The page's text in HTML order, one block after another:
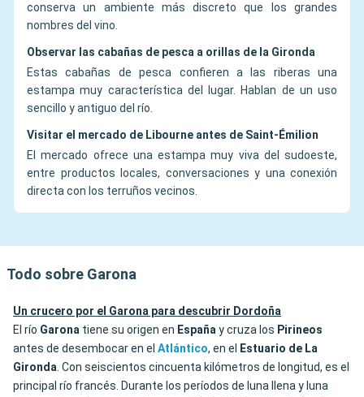
conserva un ambiente más discreto que los grandes
nombres del vino.
Observar las cabañas de pesca a orillas de la Gironda
Estas cabañas de pesca confieren a las riberas una
estampa muy característica del lugar. Hablan de un uso
sencillo y antiguo del río.
Visitar el mercado de Libourne antes de Saint-Émilion
El mercado ofrece una estampa muy viva del sudoeste,
entre productos locales, conversaciones y una conexión
directa con los terruños vecinos.
Todo sobre Garona
Un crucero por el Garona para descubrir Dordoña
El río Garona tiene su origen en Españay cruza los Pirineos
antes de desembocar en el Atlántico, en el
Estuario de La
Gironda. Con seiscientos cincuenta kilómetros de longitud, es el
principal río francés. Durante los períodos de luna llena y luna